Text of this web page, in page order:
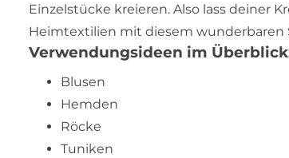
Einzelstücke kreieren. Also lass deiner
Heimtextilien mit diesem wunderbaren
Verwendungsideen im
Blusen
Hemden
Röcke
Tuniken